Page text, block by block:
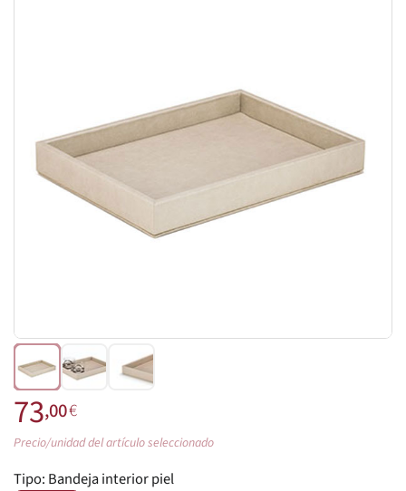
73,00€
Precio/unidad del artículo seleccionado
Tipo: Bandeja interior piel